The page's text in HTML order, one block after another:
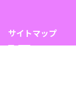
サイトマップ